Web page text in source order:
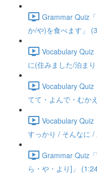
Grammar Quiz
か/や)を食べます」
Vocabulary Quiz
に(住みました/泊ま
Vocabulary Quiz
てて・よんで・むか
Vocabulary
すっかり / そんなに
Grammar Quiz
ら・や・より]」